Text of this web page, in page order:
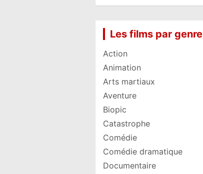
Les films par genre
Action
Animation
Arts martiaux
Aventure
Biopic
Catastrophe
Comédie
Comédie dramatique
Documentaire